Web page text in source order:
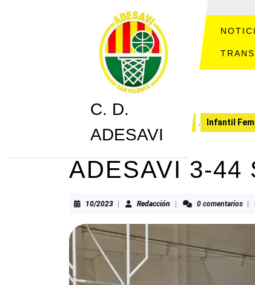
C. D.
ADESAVI
, Infantil
ADESAVI 3-44
10/202310/2023Redacción Redacción0 comentarios